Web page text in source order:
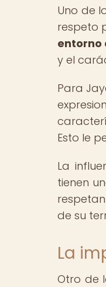
Uno de
respeto
entorno
y el
Para
Esto le
La
tienen
de su
La
Otro de